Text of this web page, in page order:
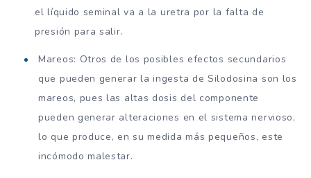
el líquido seminal va a la uretra por la falta de
presión para salir.
Mareos: Otros de los posibles efectos secundarios
que pueden generar la ingesta de Silodosina son los
mareos, pues las altas dosis del componente
pueden generar alteraciones en el sistema nervioso,
lo que produce, en su medida más pequeños, este
incómodo malestar.